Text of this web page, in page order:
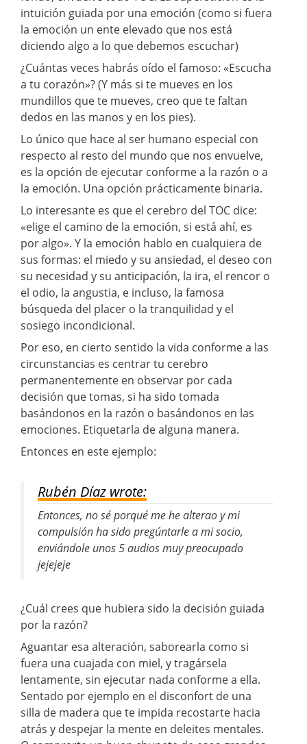
intuición guiada por una emoción (como si fuera
la emoción un ente elevado que nos está
diciendo algo a lo que debemos escuchar)
¿Cuántas veces habrás oído el famoso: «Escucha
a tu corazón»? (Y más si te mueves en los
mundillos que te mueves, creo que te faltan
dedos en las manos y en los pies).
Lo único que hace al ser humano especial con
respecto al resto del mundo que nos envuelve,
es la opción de ejecutar conforme a la razón o a
la emoción. Una opción prácticamente binaria.
Lo interesante es que el cerebro del TOC dice:
«elige el camino de la emoción, si está ahí, es
por algo». Y la emoción hablo en cualquiera de
sus formas: el miedo y su ansiedad, el deseo con
su necesidad y su anticipación, la ira, el rencor o
el odio, la angustia, e incluso, la famosa
búsqueda del placer o la tranquilidad y el
sosiego incondicional.
Por eso, en cierto sentido la vida conforme a las
circunstancias es centrar tu cerebro
permanentemente en observar por cada
decisión que tomas, si ha sido tomada
basándonos en la razón o basándonos en las
emociones. Etiquetarla de alguna manera.
Entonces en este ejemplo:
Rubén Díaz wrote:
Entonces, no sé porqué me he alterao y mi
compulsión ha sido pregúntarle a mi socio,
enviándole unos 5 audios muy preocupado
jejejeje
¿Cuál crees que hubiera sido la decisión guiada
por la razón?
Aguantar esa alteración, saborearla como si
fuera una cuajada con miel, y tragársela
lentamente, sin ejecutar nada conforme a ella.
Sentado por ejemplo en el disconfort de una
silla de madera que te impida recostarte hacia
atrás y despejar la mente en deleites mentales.